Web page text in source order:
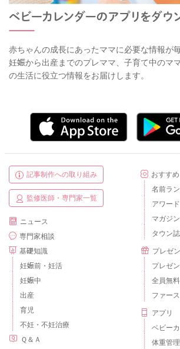
赤ちゃんの成長にあったママに必要な情報が
妊娠から出産までのプレママ、子育て中のマ
の生活に役立つ情報をお届けします。
記事制作への取り組み
監修医師・専門家一覧
ニュース
専門家相談
基礎知識
妊娠前・妊活
妊娠中
出産
育児
不妊・不妊治療
Ｑ＆Ａ
おすすめ
名前ラ
アワード
マガジン
タウン誌
プレゼ
プレゼ
全員無
ファー
アプリ
ベビー
体重管